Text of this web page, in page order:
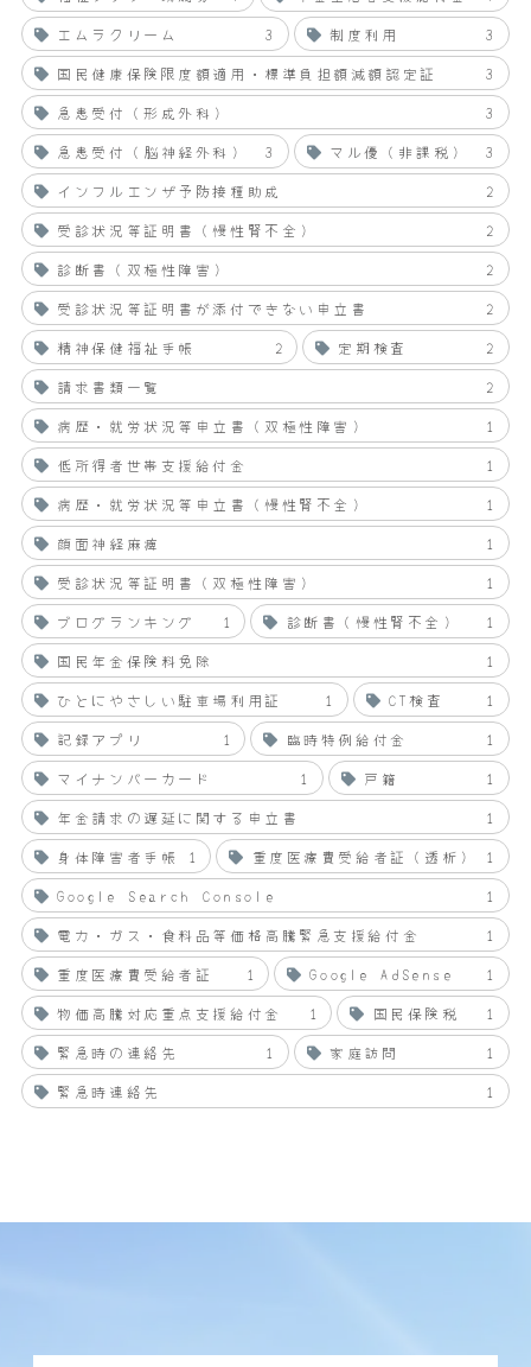
エムラクリーム
3 制度利用
3
国民健康保険限度額適用・標準負担額減額認定証
3
急患受付（形成外科）
3
急患受付（脳神経外科）
3 マル優（非課税）
3
インフルエンザ予防接種助成
2
受診状況等証明書（慢性腎不全）
2
診断書（双極性障害）
2
受診状況等証明書が添付できない申立書
2
精神保健福祉手帳
2 定期検査
2
請求書類一覧
2
病歴・就労状況等申立書（双極性障害）
1
低所得者世帯支援給付金
1
病歴・就労状況等申立書（慢性腎不全）
1
顔面神経麻痺
1
受診状況等証明書（双極性障害）
1
ブログランキング
1 診断書（慢性腎不全）
1
国民年金保険料免除
1
ひとにやさしい駐車場利用証
1 CT検査
1
記録アプリ
1 臨時特例給付金
1
マイナンバーカード
1 戸籍
1
年金請求の遅延に関する申立書
1
身体障害者手帳
1 重度医療費受給者証（透析）
1
Google Search Console
1
電力・ガス・食料品等価格高騰緊急支援給付金
1
重度医療費受給者証
1 Google AdSense
1
物価高騰対応重点支援給付金
1 国民保険税
1
緊急時の連絡先
1 家庭訪問
1
緊急時連絡先
1